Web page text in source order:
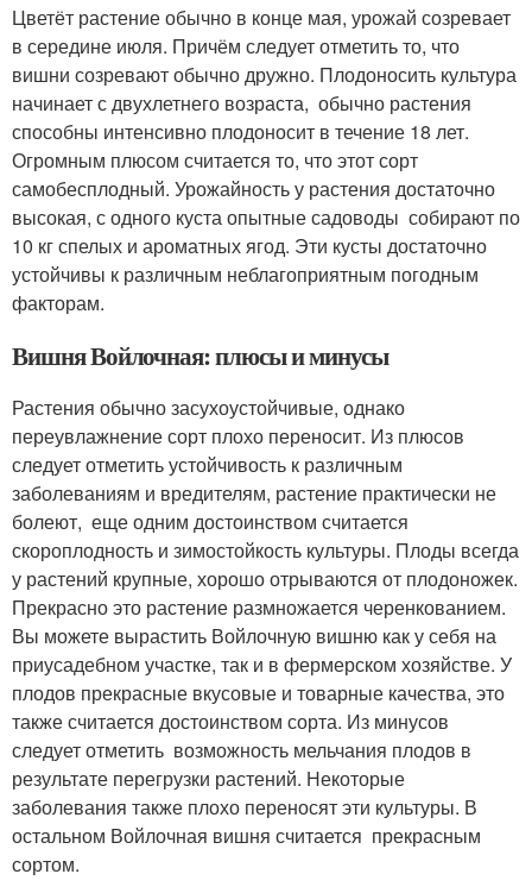
Цветёт растение обычно в конце мая, урожай созревает
в середине июля. Причём следует отметить то, что
вишни созревают обычно дружно. Плодоносить культура
начинает с двухлетнего возраста, обычно растения
способны интенсивно плодоносит в течение 18 лет.
Огромным плюсом считается то, что этот сорт
самобесплодный. Урожайность у растения достаточно
высокая, с одного куста опытные садоводы собирают по
10 кг спелых и ароматных ягод. Эти кусты достаточно
устойчивы к различным неблагоприятным погодным
факторам.
Вишня Войлочная: плюсы и минусы
Растения обычно засухоустойчивые, однако
переувлажнение сорт плохо переносит. Из плюсов
следует отметить устойчивость к различным
заболеваниям и вредителям, растение практически не
болеют, еще одним достоинством считается
скороплодность и зимостойкость культуры. Плоды всегда
у растений крупные, хорошо отрываются от плодоножек.
Прекрасно это растение размножается черенкованием.
Вы можете вырастить Войлочную вишню как у себя на
приусадебном участке, так и в фермерском хозяйстве. У
плодов прекрасные вкусовые и товарные качества, это
также считается достоинством сорта. Из минусов
следует отметить возможность мельчания плодов в
результате перегрузки растений. Некоторые
заболевания также плохо переносят эти культуры. В
остальном Войлочная вишня считается прекрасным
сортом.